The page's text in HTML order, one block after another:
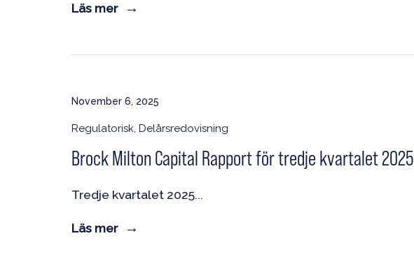
Läs mer
November 6, 2025
Regulatorisk, Delårsredovisning
Brock Milton Capital Rapport för tredje kvartalet 2025
Tredje kvartalet 2025
Läs mer